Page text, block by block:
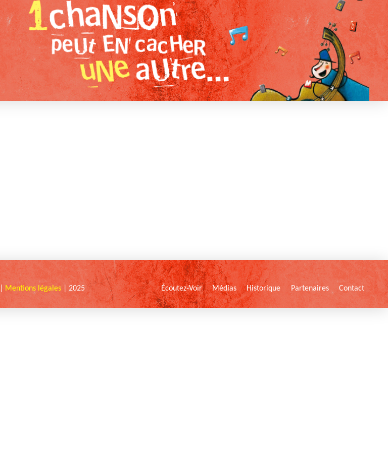
Mentions légales | 2025 Écoutez-Voir Médias Historique Partenaires Contact